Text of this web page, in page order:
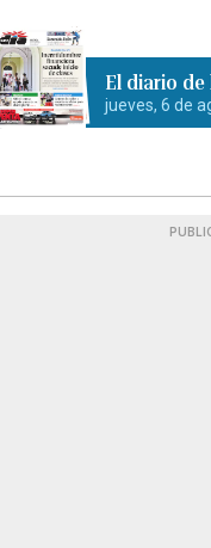
El diario de
jueves, 6 de